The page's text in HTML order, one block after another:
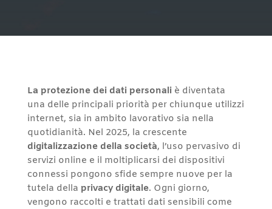
La protezione dei dati personaliè diventata
una delle principali priorità per chiunque utilizzi
internet, sia in ambito lavorativo sia nella
quotidianità. Nel 2025, la crescente
digitalizzazione della società, l’uso pervasivo di
servizi online e il moltiplicarsi dei dispositivi
connessi pongono sfide sempre nuove per la
tutela della privacy digitale. Ogni giorno,
vengono raccolti e trattati dati sensibili come